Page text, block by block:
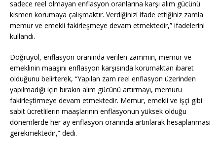
sadece reel olmayan enflasyon oranlarına karşı alım gücünü
kısmen korumaya çalışmaktır. Verdiğinizi ifade ettiğiniz zamla
memur ve emekli fakirleşmeye devam etmektedir,” ifadelerini
kullandı.
Doğruyol, enflasyon oranında verilen zammın, memur ve
emeklinin maaşını enflasyon karşısında korumaktan ibaret
olduğunu belirterek, “Yapılan zam reel enflasyon üzerinden
yapılmadığı için bırakın alım gücünü artırmayı, memuru
fakirleştirmeye devam etmektedir. Memur, emekli ve işçi gibi
sabit ücretlilerin maaşlarının enflasyonun yüksek olduğu
dönemlerde her ay enflasyon oranında artırılarak hesaplanması
gerekmektedir,” dedi.